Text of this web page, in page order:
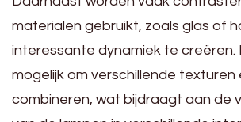
materialen gebruikt, zoals glas of
interessante dynamiek te creëren.
mogelijk om verschillende texturen
combineren, wat bijdraagt aan de